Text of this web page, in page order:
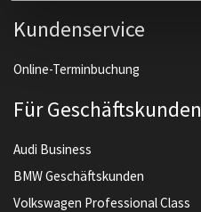
Kundenservice
Online-Terminbuchung
Für Geschäftskunden
Audi Business
BMW Geschäftskunden
Volkswagen Professional Class